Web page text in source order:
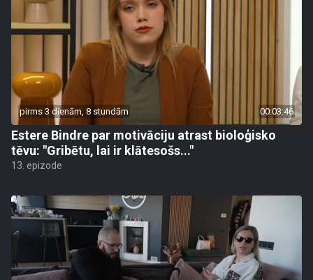
pirms 3 dienām, 8 stundām 00:03:46
Estere Bindre par motivāciju atrast bioloģisko
tēvu: "Gribētu, lai ir klātesošs..."
13. epizode